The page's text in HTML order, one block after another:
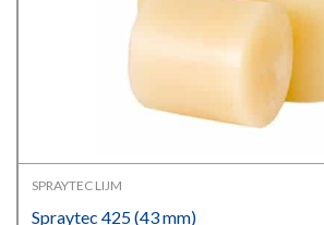
SPRAYTEC LIJM
Spraytec 425 (43 mm)